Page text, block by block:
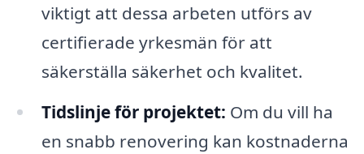
viktigt att dessa arbeten utförs av
certifierade yrkesmän för att
säkerställa säkerhet och kvalitet.
Tidslinje för projektet: Om du vill ha
en snabb renovering kan kostnaderna